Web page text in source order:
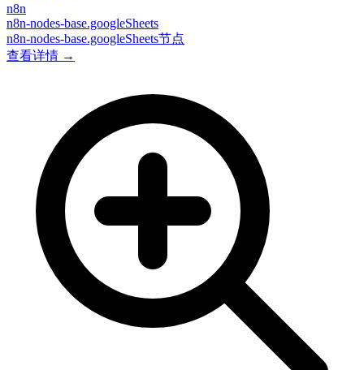
n8n
n8n-nodes-base.googleSheets
n8n-nodes-base.googleSheets节点
查看详情 →